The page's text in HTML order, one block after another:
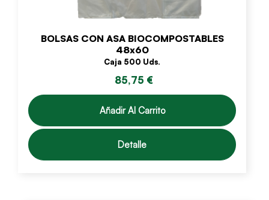
BOLSAS CON ASA BIOCOMPOSTABLES
48x60
Caja 500 Uds.
85,75 €
Añadir Al Carrito
Detalle